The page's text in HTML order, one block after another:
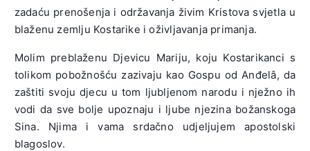
zadaću prenošenja i održavanja živim Kristova svjetla u
blaženu zemlju Kostarike i oživljavanja primanja.
Molim preblaženu Djevicu Mariju, koju Kostarikanci s
tolikom pobožnošću zazivaju kao Gospu od Anđelâ, da
zaštiti svoju djecu u tom ljubljenom narodu i nježno ih
vodi da sve bolje upoznaju i ljube njezina božanskoga
Sina. Njima i vama srdačno udjeljujem apostolski
blagoslov.